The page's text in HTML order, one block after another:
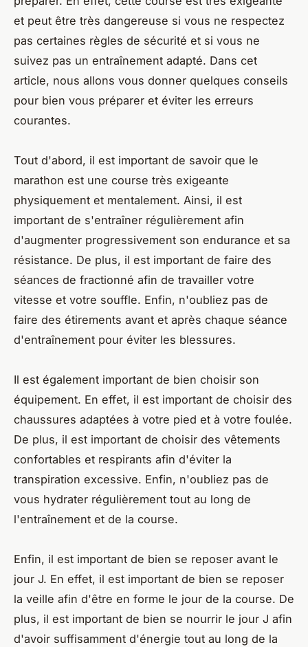
et peut être très dangereuse si vous ne respectez
pas certaines règles de sécurité et si vous ne
suivez pas un entraînement adapté. Dans cet
article, nous allons vous donner quelques conseils
pour bien vous préparer et éviter les erreurs
courantes.
Tout d'abord, il est important de savoir que le
marathon est une course très exigeante
physiquement et mentalement. Ainsi, il est
important de s'entraîner régulièrement afin
d'augmenter progressivement son endurance et sa
résistance. De plus, il est important de faire des
séances de fractionné afin de travailler votre
vitesse et votre souffle. Enfin, n'oubliez pas de
faire des étirements avant et après chaque séance
d'entraînement pour éviter les blessures.
Il est également important de bien choisir son
équipement. En effet, il est important de choisir des
chaussures adaptées à votre pied et à votre foulée.
De plus, il est important de choisir des vêtements
confortables et respirants afin d'éviter la
transpiration excessive. Enfin, n'oubliez pas de
vous hydrater régulièrement tout au long de
l'entraînement et de la course.
Enfin, il est important de bien se reposer avant le
jour J. En effet, il est important de bien se reposer
la veille afin d'être en forme le jour de la course. De
plus, il est important de bien se nourrir le jour J afin
d'avoir suffisamment d'énergie tout au long de la